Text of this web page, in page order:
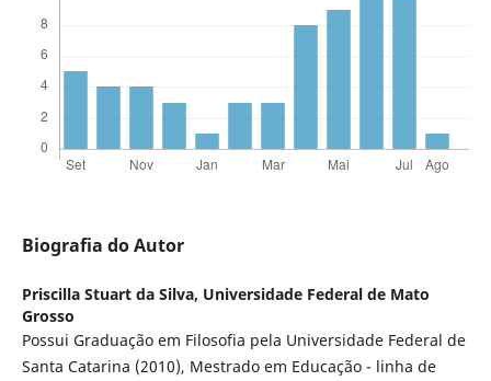
Biografia do Autor
Priscilla Stuart da Silva, Universidade Federal de Mato
Grosso
Possui Graduação em Filosofia pela Universidade Federal de
Santa Catarina (2010), Mestrado em Educação - linha de